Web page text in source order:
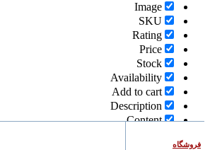
فروشگاه
Image
SKU
Rating
Price
Stock
Availability
Add to cart
Description
Content